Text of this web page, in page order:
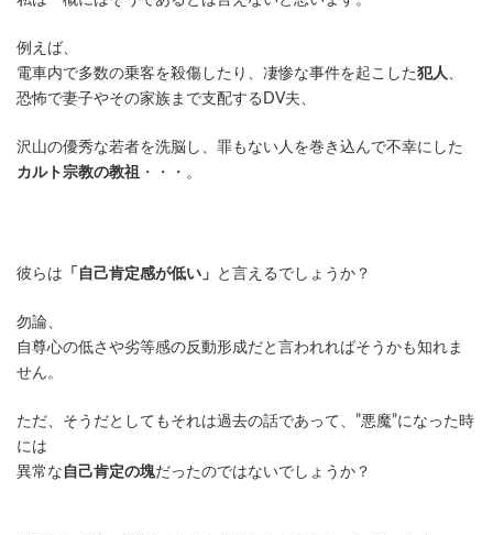
例えば、
電車内で多数の乗客を殺傷したり、凄惨な事件を起こした犯人、
恐怖で妻子やその家族まで支配するDV夫、
沢山の優秀な若者を洗脳し、罪もない人を巻き込んで不幸にした
カルト宗教の教祖
・・・。
彼らは 「自己肯定感が低い」 と言えるでしょうか？
勿論、
自尊心の低さや劣等感の反動形成だと言われればそうかも知れま
せん。
ただ、そうだとしてもそれは過去の話であって、”悪魔”になった時
には
異常な 自己肯定の塊だったのではないでしょうか？